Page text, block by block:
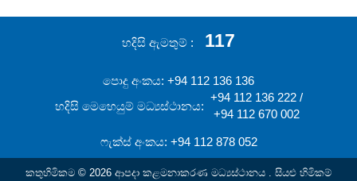
හදිසි ඇමතුම් 117
පොදු අංකය: +94 112 136 136
හදිසි මෙහෙයුම් මධ්‍යස්ථානය:
+94 112 136 222 /
+94 112 670 002
ෆැක්ස් අංකය: +94 112 878 052
කතුහිමිකම © 2026 ආපදා කළමනාකරණ මධ්‍යස්ථානය . සියළු හිමිකම්